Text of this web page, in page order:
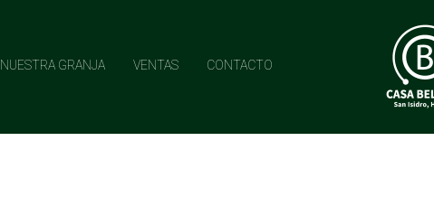
NUESTRA GRANJA VENTAS CONTACTO